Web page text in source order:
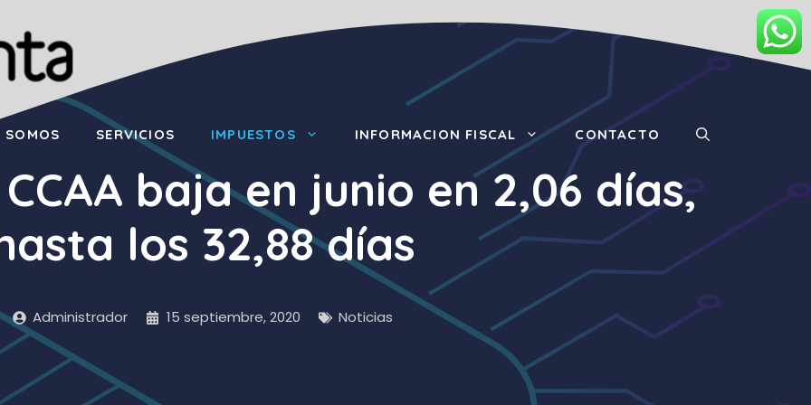
SOMOS SERVICIOS IMPUESTOS INFORMACION FISCAL CONTACTO
baja en junio en 2,06 días,
los 32,88 días
Administrador 15 septiembre, 2020 Noticias